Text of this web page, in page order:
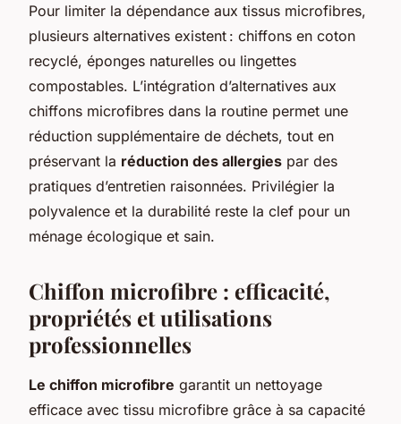
Pour limiter la dépendance aux tissus microfibres,
plusieurs alternatives existent : chiffons en coton
recyclé, éponges naturelles ou lingettes
compostables. L’intégration d’alternatives aux
chiffons microfibres dans la routine permet une
réduction supplémentaire de déchets, tout en
préservant la réduction des allergies par des
pratiques d’entretien raisonnées. Privilégier la
polyvalence et la durabilité reste la clef pour un
ménage écologique et sain.
Chiffon microfibre : efficacité,
propriétés et utilisations
professionnelles
Le chiffon microfibre garantit un nettoyage
efficace avec tissu microfibre grâce à sa capacité